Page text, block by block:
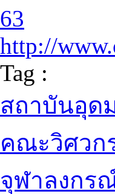
63
http://
Tag :
สถาบันอุด
คณะวิศวก
จุฬาลงกร